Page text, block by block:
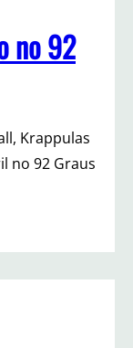
no 92
Krappulas
no 92 Graus